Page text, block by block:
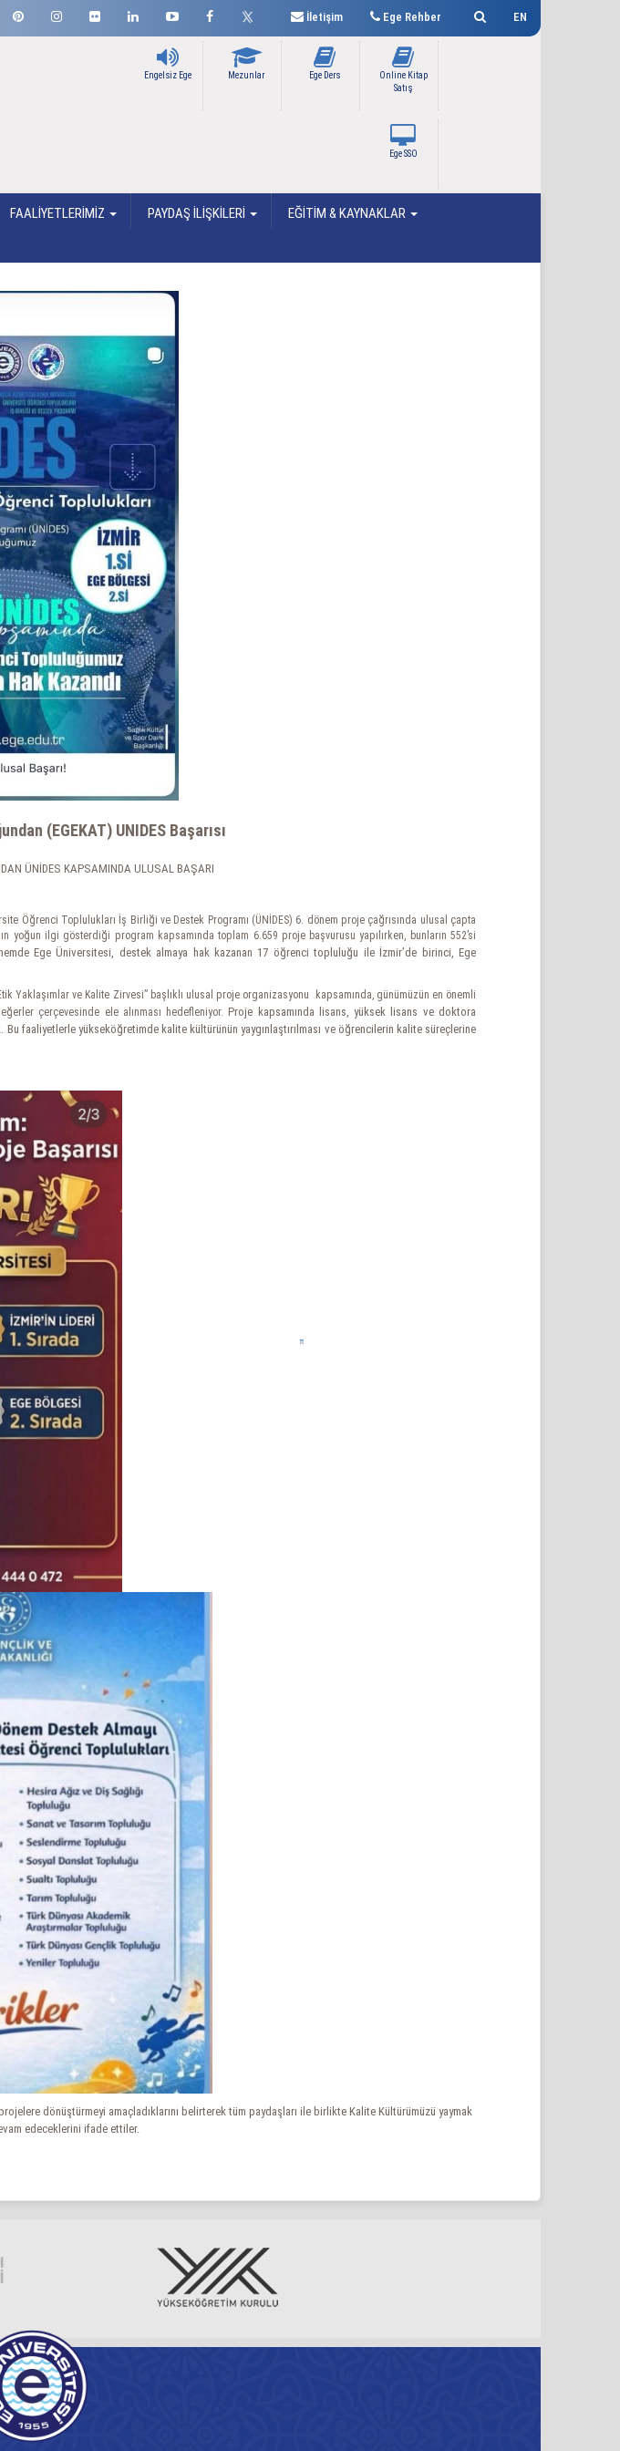
EN
Ege Rehber
İletişim
Online Kitap
Satış
Ege Ders
Mezunlar
Engelsiz Ege
Ege SSO
FAALİYETLERİMİZ PAYDAŞ İLİŞKİLERİ EĞİTİM & KAYNAKLAR
(EGEKAT) UNIDES Başarısı
ÜNİDES KAPSAMINDA ULUSAL BAŞARI
Öğrenci Toplulukları İş Birliği ve Destek Programı (ÜNİDES) 6. dönem proje çağrısında ulusal çapta
ilgi gösterdiği program kapsamında toplam 6.659 proje başvurusu yapılırken, bunların 552’si
Ege Üniversitesi, destek almaya hak kazanan 17 öğrenci topluluğu ile İzmir’de birinci, Ege
Yaklaşımlar ve Kalite Zirvesi” başlıklı ulusal proje organizasyonu kapsamında, günümüzün en önemli
çerçevesinde ele alınması hedefleniyor. Proje kapsamında lisans, yüksek lisans ve doktora
faaliyetlerle yükseköğretimde kalite kültürünün yaygınlaştırılması ve öğrencilerin kalite süreçlerine
dönüştürmeyi amaçladıklarını belirterek tüm paydaşları ile birlikte Kalite Kültürümüzü yaymak
edeceklerini ifade ettiler.